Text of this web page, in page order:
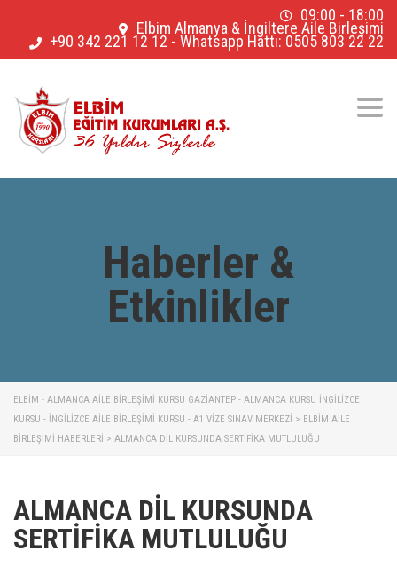
09:00 - 18:00
Elbim Almanya & İngiltere Aile Birleşimi
+90 342 221 12 12 - Whatsapp Hattı: 0505 803 22 22
Haberler &
Etkinlikler
ELBİM - ALMANCA AILE BIRLEŞIMI KURSU GAZIANTEP - ALMANCA KURSU İNGILIZCE
KURSU - İNGILIZCE AILE BIRLEŞIMI KURSU - A1 VIZE SINAV MERKEZI > ELBIM AILE
BIRLEŞIMI HABERLERI > ALMANCA DIL KURSUNDA SERTIFIKA MUTLULUĞU
ALMANCA DIL KURSUNDA
SERTIFIKA MUTLULUĞU